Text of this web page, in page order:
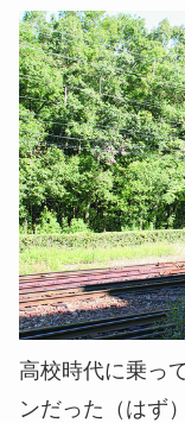
高校時代に乗っ
ンだった（はず